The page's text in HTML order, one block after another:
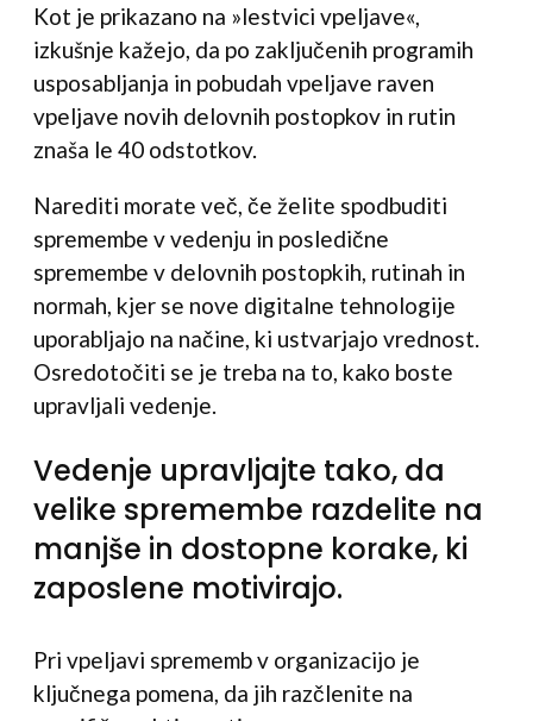
Kot je prikazano na »lestvici vpeljave«,
izkušnje kažejo, da po zaključenih programih
usposabljanja in pobudah vpeljave raven
vpeljave novih delovnih postopkov in rutin
znaša le 40 odstotkov.
Narediti morate več, če želite spodbuditi
spremembe v vedenju in posledične
spremembe v delovnih postopkih, rutinah in
normah, kjer se nove digitalne tehnologije
uporabljajo na načine, ki ustvarjajo vrednost.
Osredotočiti se je treba na to, kako boste
upravljali vedenje.
Vedenje upravljajte tako, da
velike spremembe razdelite na
manjše in dostopne korake, ki
zaposlene motivirajo.
Pri vpeljavi sprememb v organizacijo je
ključnega pomena, da jih razčlenite na